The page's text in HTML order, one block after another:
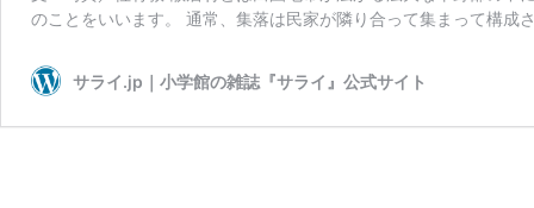
のことをいいます。 通常、集落は民家が隣り合って集まって構
サライ.jp｜小学館の雑誌『サライ』公式サイト